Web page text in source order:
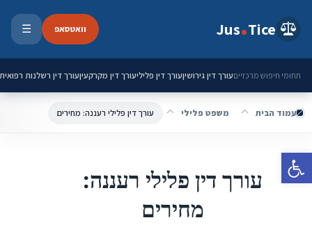
פתח סרגל נגישות
Jus Tice וואטסאפ ☰
תחומי חיפוש מרכזייםעורך דין גירושיןעורך דין פליליעורך דין מקרקעיןעורך דין רשלנות רפואית
עמוד הבית משפט פלילי עורך דין פלילי רעננה: מחירים
עורך דין פלילי רעננה:
מחירים